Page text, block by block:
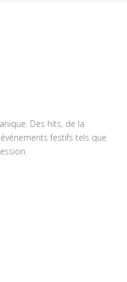
Des hits, de la
festifs tels que